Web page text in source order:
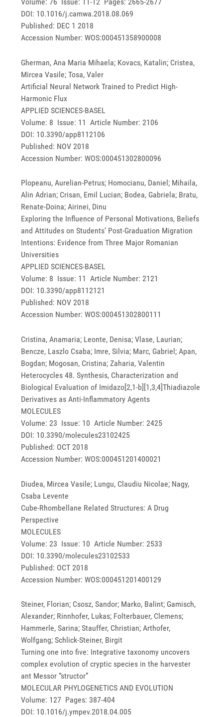
DOI: 10.1016/j.camwa.2018.08.069
Published: DEC 1 2018
Accession Number: WOS:000451358900008
Gherman, Ana Maria Mihaela; Kovacs, Katalin; Cristea,
Mircea Vasile; Tosa, Valer
Artificial Neural Network Trained to Predict High-
Harmonic Flux
APPLIED SCIENCES-BASEL
Volume: 8 Issue: 11 Article Number: 2106
DOI: 10.3390/app8112106
Published: NOV 2018
Accession Number: WOS:000451302800096
Plopeanu, Aurelian-Petrus; Homocianu, Daniel; Mihaila,
Alin Adrian; Crisan, Emil Lucian; Bodea, Gabriela; Bratu,
Renate-Doina; Airinei, Dinu
Exploring the Influence of Personal Motivations, Beliefs
and Attitudes on Students’ Post-Graduation Migration
Intentions: Evidence from Three Major Romanian
Universities
APPLIED SCIENCES-BASEL
Volume: 8 Issue: 11 Article Number: 2121
DOI: 10.3390/app8112121
Published: NOV 2018
Accession Number: WOS:000451302800111
Cristina, Anamaria; Leonte, Denisa; Vlase, Laurian;
Bencze, Laszlo Csaba; Imre, Silvia; Marc, Gabriel; Apan,
Bogdan; Mogosan, Cristina; Zaharia, Valentin
Heterocycles 48. Synthesis, Characterization and
Biological Evaluation of Imidazo[2,1-b][1,3,4]Thiadiazole
Derivatives as Anti-Inflammatory Agents
MOLECULES
Volume: 23 Issue: 10 Article Number: 2425
DOI: 10.3390/molecules23102425
Published: OCT 2018
Accession Number: WOS:000451201400021
Diudea, Mircea Vasile; Lungu, Claudiu Nicolae; Nagy,
Csaba Levente
Cube-Rhombellane Related Structures: A Drug
Perspective
MOLECULES
Volume: 23 Issue: 10 Article Number: 2533
DOI: 10.3390/molecules23102533
Published: OCT 2018
Accession Number: WOS:000451201400129
Steiner, Florian; Csosz, Sandor; Marko, Balint; Gamisch,
Alexander; Rinnhofer, Lukas; Folterbauer, Clemens;
Hammerle, Sarina; Stauffer, Christian; Arthofer,
Wolfgang; Schlick-Steiner, Birgit
Turning one into five: Integrative taxonomy uncovers
complex evolution of cryptic species in the harvester
ant Messor “structor”
MOLECULAR PHYLOGENETICS AND EVOLUTION
Volume: 127 Pages: 387-404
DOI: 10.1016/j.ympev.2018.04.005